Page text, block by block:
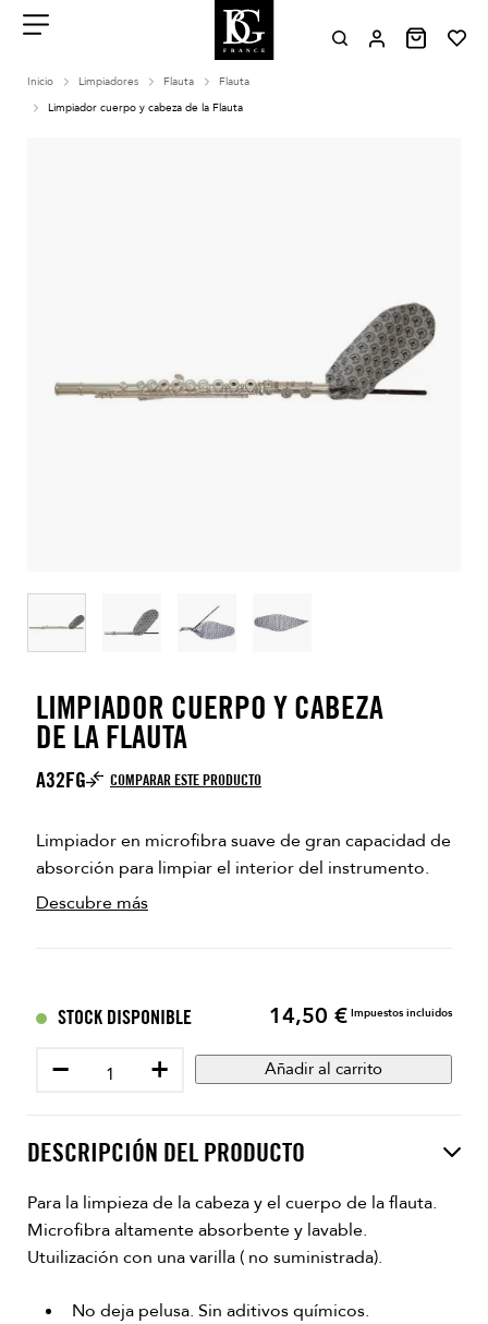
contenu
Inicio Limpiadores Flauta
Flauta
Limpiador cuerpo y cabeza de la Flauta
LIMPIADOR CUERPO Y CABEZA
DE LA FLAUTA
A32FG COMPARAR ESTE PRODUCTO
Limpiador en microfibra suave de gran capacidad de
absorción para limpiar el interior del instrumento.
Descubre más
STOCK DISPONIBLE Precio
14,50 € Impuestos incluidos
− + Añadir al carrito
DESCRIPCIÓN DEL PRODUCTO
Para la limpieza de la cabeza y el cuerpo de la flauta.
Microfibra altamente absorbente y lavable.
Utuilización con una varilla ( no suministrada).
No deja pelusa. Sin aditivos químicos.